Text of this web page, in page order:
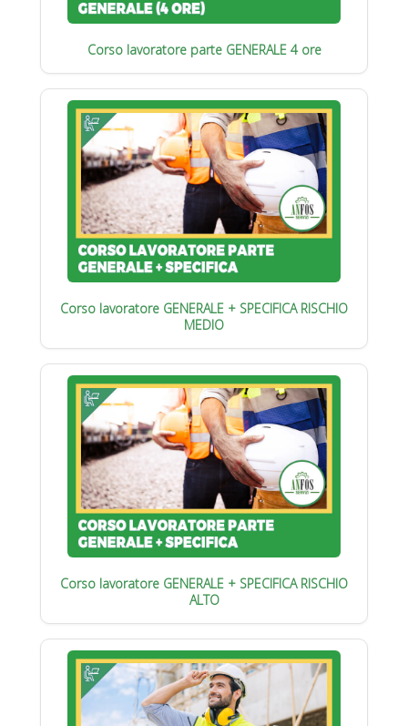
Corso lavoratore parte GENERALE 4 ore
Corso lavoratore GENERALE + SPECIFICA RISCHIO
MEDIO
Corso lavoratore GENERALE + SPECIFICA RISCHIO
ALTO